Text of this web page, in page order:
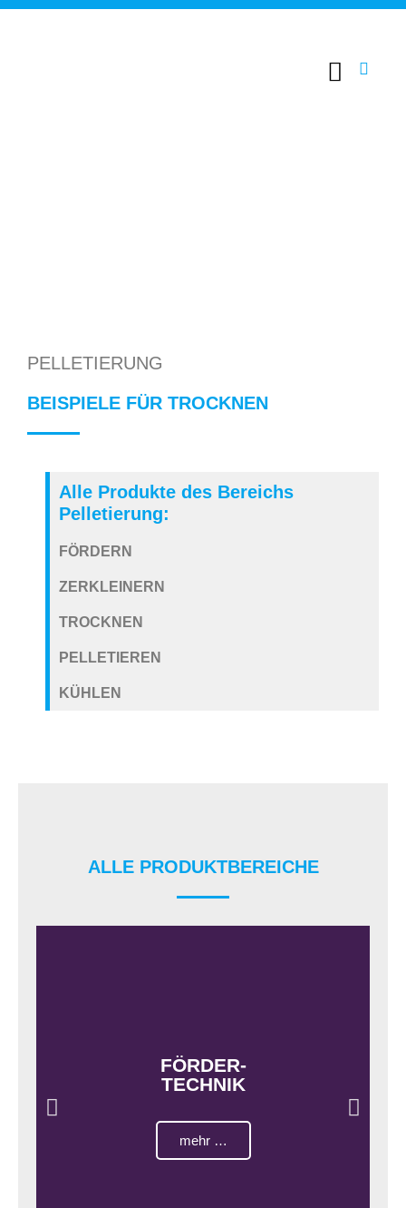
PELLETIERUNG
BEISPIELE FÜR TROCKNEN
Alle Produkte des Bereichs
Pelletierung:
FÖRDERN
ZERKLEINERN
TROCKNEN
PELLETIEREN
KÜHLEN
ALLE PRODUKTBEREICHE
FÖRDER-
TECHNIK
mehr …